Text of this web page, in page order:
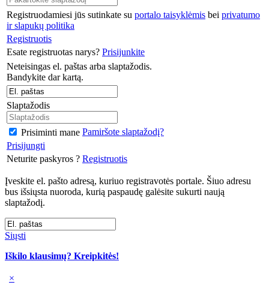
Registruodamiesi jūs sutinkate su portalo taisyklėmis bei privatumo
ir slapukų politika
Registruotis
Esate registruotas narys? Prisijunkite
Neteisingas el. paštas arba slaptažodis.
Bandykite dar kartą.
Slaptažodis
Prisiminti mane Pamiršote slaptažodį?
Prisijungti
Neturite paskyros ? Registruotis
Įveskite el. pašto adresą, kuriuo registravotės portale. Šiuo adresu
bus išsiųsta nuoroda, kurią paspaudę galėsite sukurti naują
slaptažodį.
Siųsti
Iškilo klausimų? Kreipkitės!
×